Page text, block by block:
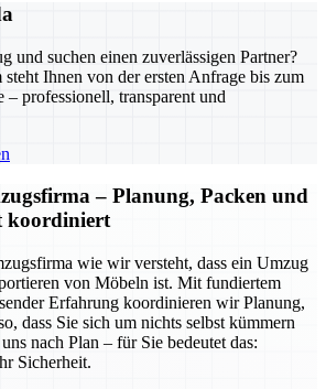
und suchen einen zuverlässigen Partner?
steht Ihnen von der ersten Anfrage bis zum
– professionell, transparent und
– Planung, Packen und
koordiniert
wie wir versteht, dass ein Umzug
von Möbeln ist. Mit fundiertem
Erfahrung koordinieren wir Planung,
dass Sie sich um nichts selbst kümmern
nach Plan – für Sie bedeutet das:
Sicherheit.